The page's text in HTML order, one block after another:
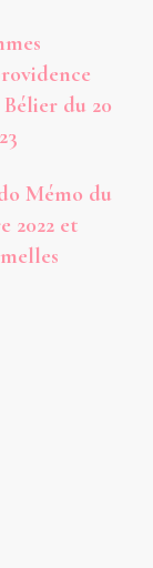
du 20
Mémo du
2022 et